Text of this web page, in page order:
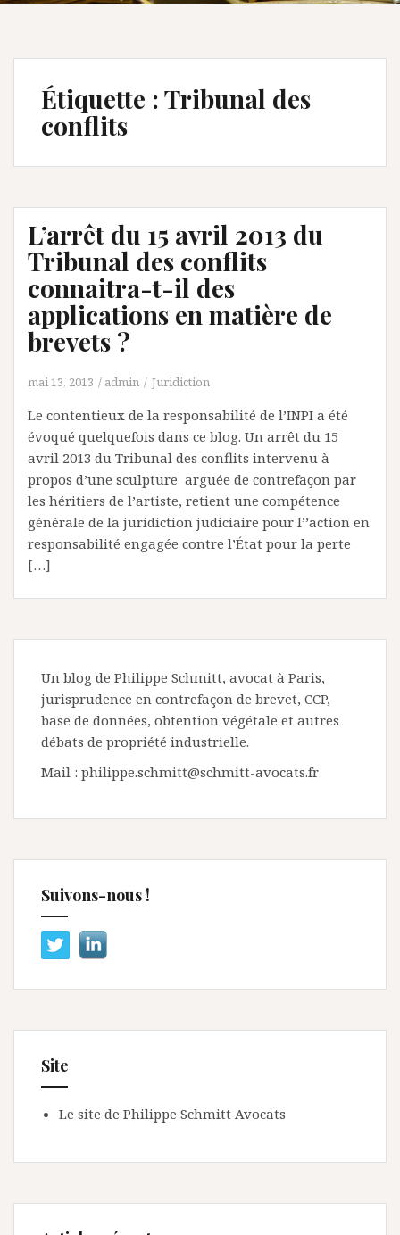
Étiquette :Tribunal des
conflits
L’arrêt du 15 avril 2013 du
Tribunal des conflits
connaitra-t-il des
applications en matière de
brevets ?
mai 13, 2013 admin Juridiction
Le contentieux de la responsabilité de l’INPI a été
évoqué quelquefois dans ce blog. Un arrêt du 15
avril 2013 du Tribunal des conflits intervenu à
propos d’une sculpture arguée de contrefaçon par
les héritiers de l’artiste, retient une compétence
générale de la juridiction judiciaire pour l’’action en
responsabilité engagée contre l’État pour la perte
[…]
Un blog de Philippe Schmitt, avocat à Paris,
jurisprudence en contrefaçon de brevet, CCP,
base de données, obtention végétale et autres
débats de propriété industrielle.
Mail : philippe.schmitt@schmitt-avocats.fr
Suivons-nous !
Site
Le site de Philippe Schmitt Avocats